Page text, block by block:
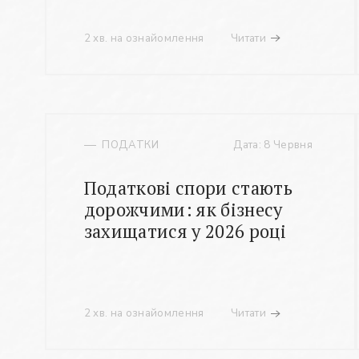
2 хв. на ознайомлення Читати
ПОДАТКИ Дата: 8 Червня
Податкові спори стають
дорожчими: як бізнесу
захищатися у 2026 році
2 хв. на ознайомлення Читати